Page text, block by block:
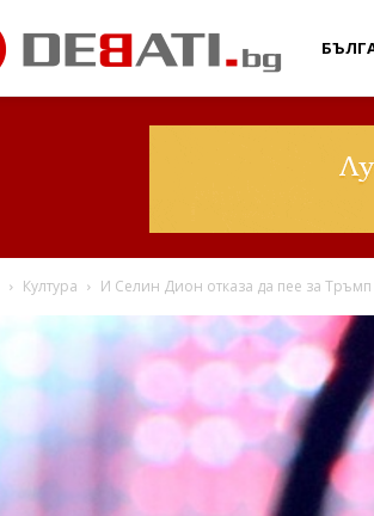
Дебати
Култура И Селин Дион отказа да пее за Тръмп